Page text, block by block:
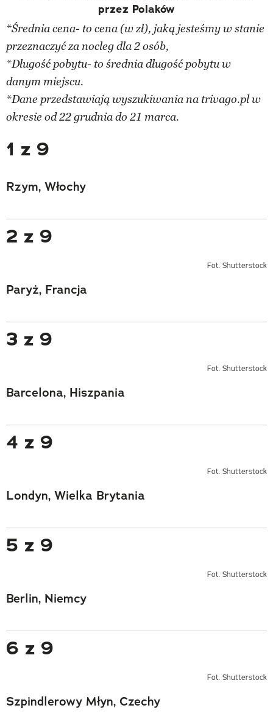
przez Polaków
*Średnia cena- to cena (w zł), jaką jesteśmy w stanie
przeznaczyć za nocleg dla 2 osób,
*Długość pobytu- to średnia długość pobytu w
danym miejscu.
*Dane przedstawiają wyszukiwania na trivago.pl w
okresie od 22 grudnia do 21 marca.
1 z 9
Rzym, Włochy
2 z 9
Fot. Shutterstock
Paryż, Francja
3 z 9
Fot. Shutterstock
Barcelona, Hiszpania
4 z 9
Fot. Shutterstock
Londyn, Wielka Brytania
5 z 9
Fot. Shutterstock
Berlin, Niemcy
6 z 9
Fot. Shutterstock
Szpindlerowy Młyn, Czechy